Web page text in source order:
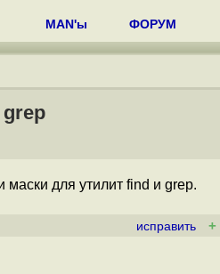
MAN'ы ФОРУМ
для утилит find и grep.
исправить +